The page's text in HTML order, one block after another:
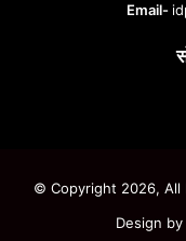
Email-
© Copyright 2026,
Design by